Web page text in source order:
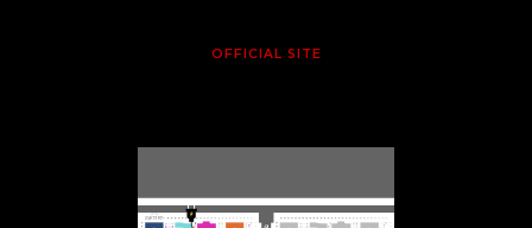
OFFICIAL SITE